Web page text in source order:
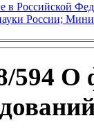
в Российской
России;
О